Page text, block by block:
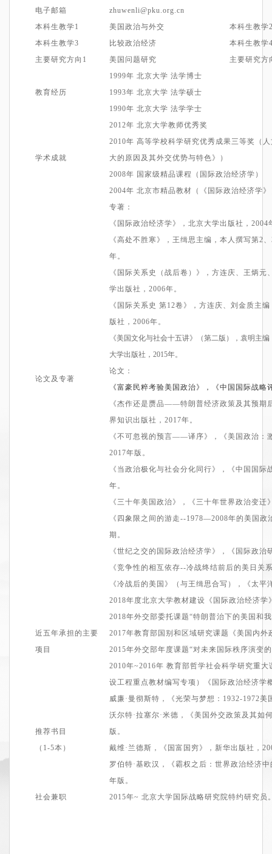
电子邮箱
zhuwenli@pku.org.cn
本科生教学1
美国政治与外交 本科生教学
本科生教学3 比较政治经济 本科生教学
主要研究方向 1 美国问题研究 主要研究方
教育经历
1999年 北京大学 法学博士
1993年 北京大学 法学硕士
1990年 北京大学 法学学士
学术成就
2012年 北京大学教师优秀奖
2010年 高等学校科学研究优秀成果三等奖（
大的原因及其外交优势与特色》
）
2008年 国家级精品课程（国际政治经济学）
2004年 北京市精品教材 （《国际政治经济学
论文及专著
专著：
《国际政治经济学》，北京大学出版社，2004
《高处不胜寒》， 王缉思主编 ， 本人撰写第2
年 。
《国际关系史（战后卷）》， 方连庆、王炳元
学出版社，2006年。
《国际关系史 第12卷》， 方连庆、刘金质主编
版社，2006年 。
《美国文化与社会十五讲》（第二版）， 袁明主编
大学出版社 ，2015年。
论文：
《富豪民粹考验美国政治》，《中国国际战
《杰作还是赝品——特朗普经济政策及其预期
界知识出版社，2017年。
《不可忽视的预言——译序》，《美国政治：
2017年版。
《当政治极化与社会分化同行》，《中国国
年。
《三十年美国政治》，
《三十年世界政治变迁
《 四象限之间的游走--1978—2008年的美国政
期。
《世纪之交的国际政治经济学》
，《国际政治
《竞争性的相互依存--冷战终结前后的美日关
《冷战后的美国 》 （与王缉思合写 ） ，《太平
近五年承担的主要
项目
2018年度北京大学教材建设《国际政治经济学
2018年外交部委托课题“特朗普治下的美国和
2017年教育部国别和区域研究课题《美国内外
2015年外交部年度课题“对未来国际秩序演变
2010年~2016年 教育部哲学社会科学研究重
设工程重点教材编写专项）《国际政治经济学
推荐书目
（1 -5本）
威廉·曼彻斯特，《光荣与梦想：1932-1972
沃尔特·拉塞尔·米德，《美国外交政策及其如
版。
戴维·兰德斯，《国富国穷》，新华出版社，
罗伯特·基欧汉 ，《霸权之后：世界政治经济
年版。
社会兼职
2015年~ 北京大学国际战略研究院特约研究员